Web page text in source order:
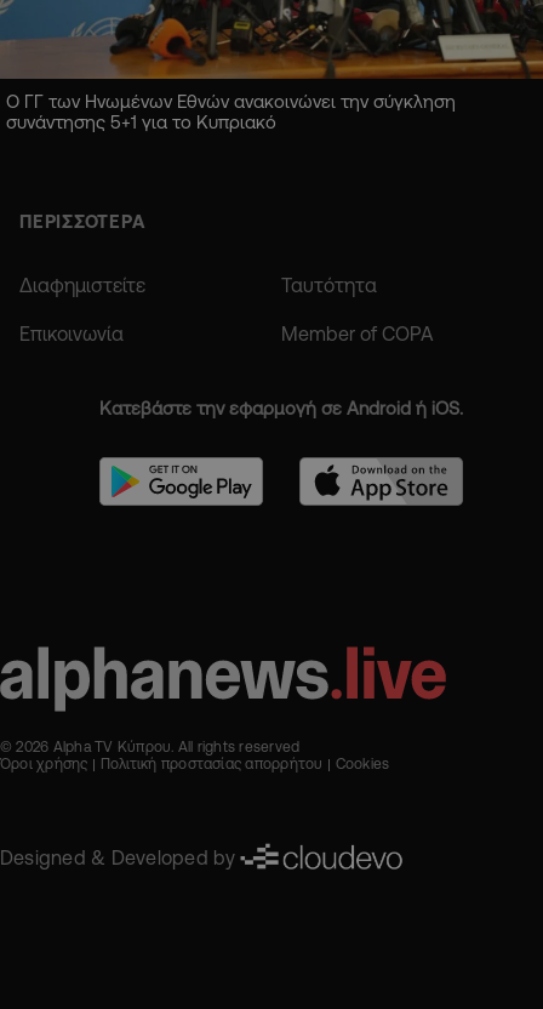
Ο ΓΓ των Ηνωμένων Εθνών ανακοινώνει την σύγκληση
συνάντησης 5+1 για το Κυπριακό
ΠΕΡΙΣΣΟΤΕΡΑ
Διαφημιστείτε Ταυτότητα
Επικοινωνία Member of COPA
Κατεβάστε την εφαρμογή σε Android ή iOS.
© 2026 Alpha TV Κύπρου. All rights reserved
Όροι χρήσης
Πολιτική προστασίας απορρήτου Cookies
Designed & Developed by